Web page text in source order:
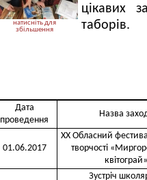
натисніть для
збільшення
цікавих
таборів.
Дата
проведення
Назва
01.06.2017
ХХ Обласний
творчості
квітограй»
Зустріч